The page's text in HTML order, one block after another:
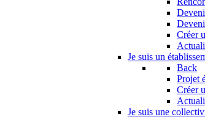
Créer
Je suis un
Back
Projet
Créer
Je suis une